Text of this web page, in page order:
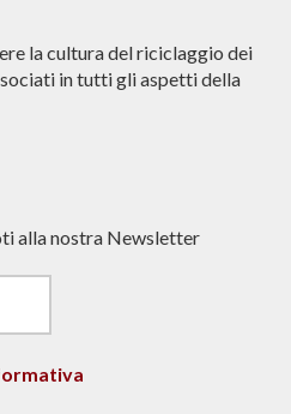
la cultura del riciclaggio dei
in tutti gli aspetti della
alla nostra Newsletter